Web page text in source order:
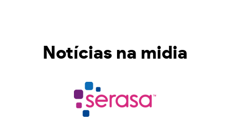
Notícias na midia